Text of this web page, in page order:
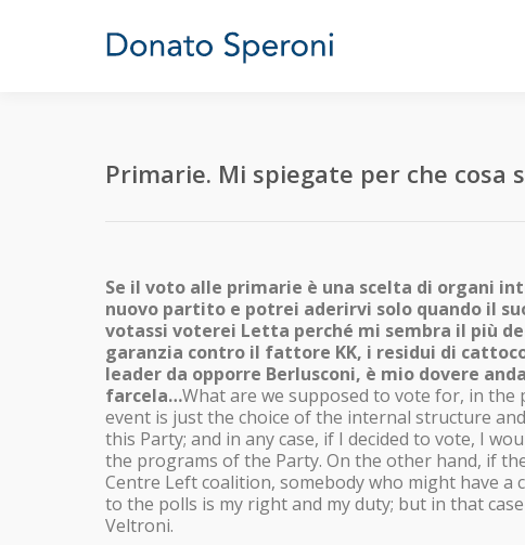
Primarie. Mi spiegate per che cosa
Se il voto alle primarie è una scelta di organi
nuovo partito e potrei aderirvi solo quando il
votassi voterei Letta perché mi sembra il più
garanzia contro il fattore KK, i residui di
leader da opporre Berlusconi, è mio dovere
farcela…What are we supposed to vote for, in
event is just the choice of the internal structure
this Party; and in any case, if I decided to vote, I
the programs of the Party. On the other hand, if
Centre Left coalition, somebody who might have
to the polls is my right and my duty; but in that
Veltroni.